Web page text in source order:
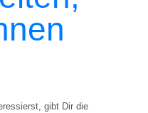
gibt Dir die